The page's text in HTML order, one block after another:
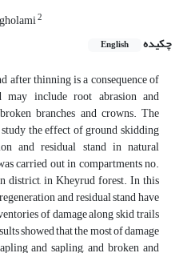
2
چکیده English
after thinning is a consequence of
include root abrasion and
branches and crowns. The
the effect of ground skidding
and residual stand in natural
carried out in compartments no.
district, in Kheyrud forest. In this
and residual stand have
of damage along skid trails
showed that the most of damage
and sapling, and broken and